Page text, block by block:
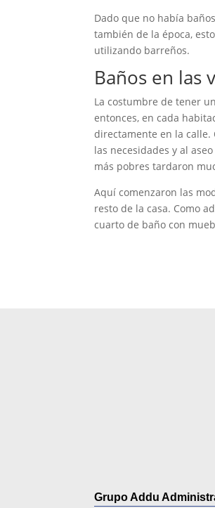
Dado que no había
también de la época,
utilizando barreños.
Baños en las
La costumbre de tener
entonces, en cada
directamente en la calle.
las necesidades y al
más pobres tardaron
Aquí comenzaron las
resto de la casa. Como
cuarto de baño con
Grupo Addu